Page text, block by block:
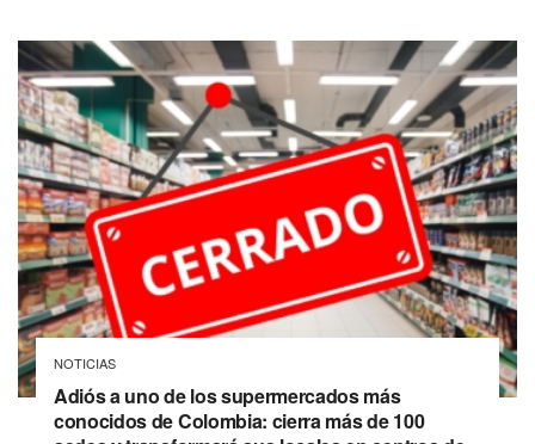
NOTICIAS
Adiós a uno de los supermercados más
conocidos de Colombia: cierra más de 100